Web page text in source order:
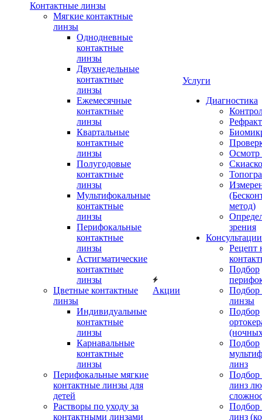
Контактные линзы
Мягкие контактные
линзы
Однодневные
контактные
линзы
Двухнедельные
контактные
линзы
Ежемесячные
контактные
линзы
Квартальные
контактные
линзы
Полугодовые
контактные
линзы
Мультифокальные
контактные
линзы
Перифокальные
контактные
линзы
Астигматические
контактные
линзы
Цветные контактные
линзы
Индивидуальные
контактные
линзы
Карнавальные
контактные
линзы
Перифокальные мягкие
контактные линзы для
детей
Растворы по уходу за
контактными линзами
Акции
Услуги
Диагностика
Осмотр
метод)
зрения
Рецепт
Подбор
Подбор
линзы
Подбор
Подбор
линз
Подбор
линз
Подбор
линз